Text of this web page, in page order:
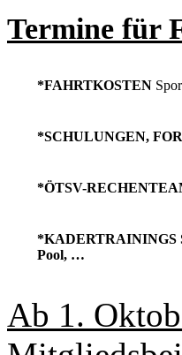
Termine für
*FAHRTKOSTEN
*SCHULUNGEN,
*ÖTSV-
*KADERTRAININGS
Pool, …
Ab 1.